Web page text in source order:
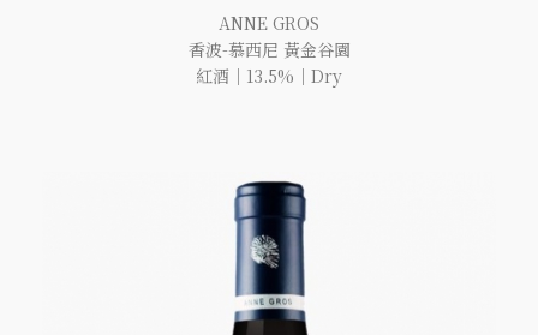
ANNE GROS
香波-慕西尼 黃金谷園
紅酒｜13.5%｜Dry